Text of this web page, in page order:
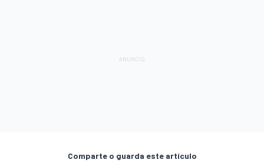
Comparte o guarda este artículo